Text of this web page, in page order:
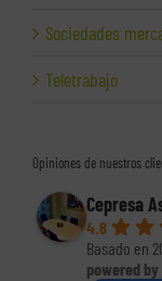
Sociedades
Teletrabajo
Opiniones de nuestros
Cepresa
4.8
Basado en
powered by